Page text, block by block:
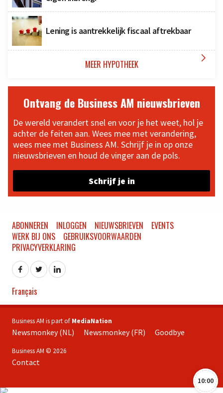
Lening is aantrekkelijk fiscaal aftrekbaar
MEER HYPOTHEEK 
Ontvang de Business AM nieuwsbrieven
De wereld verandert snel en voor je het weet, hol je
achter de feiten aan. Wees mee met verandering,
wees mee met Business AM. Schrijf je in op onze
nieuwsbrieven en houd de vinger aan de pols.
Schrijf je in
10:00
ABONNEREN INLOGGEN NIEUWSBRIEVEN
EVENTS
WERK BIJ ONS
GEBRUIKSVOORWAARDEN
PRIVACYVERKLARING
Français
Business AM is part of MediaNation
Newsmonkey (NL) Newsmonkey (FR) Goodbye
Business AM © 2026
Contact